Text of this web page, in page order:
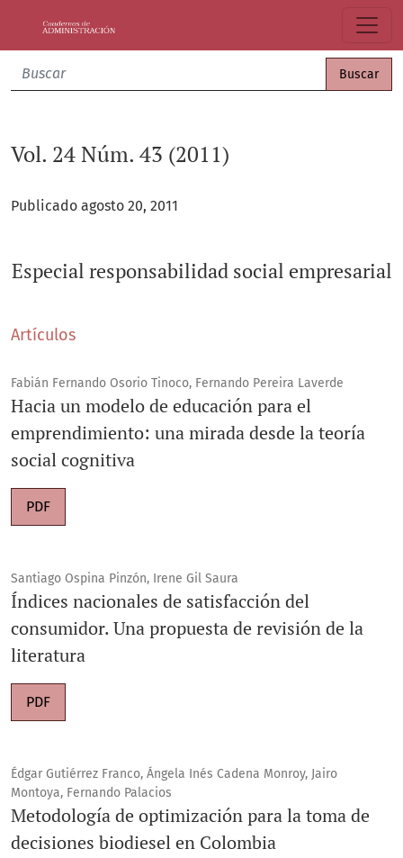
Buscar
Vol. 24 Núm. 43 (2011)
Publicado agosto 20, 2011
Especial responsabilidad social empresarial
Artículos
Fabián Fernando Osorio Tinoco, Fernando Pereira Laverde
Hacia un modelo de educación para el
emprendimiento: una mirada desde la teoría
social cognitiva
PDF
Santiago Ospina Pinzón, Irene Gil Saura
Índices nacionales de satisfacción del
consumidor. Una propuesta de revisión de la
literatura
PDF
Édgar Gutiérrez Franco, Ángela Inés Cadena Monroy, Jairo
Montoya, Fernando Palacios
Metodología de optimización para la toma de
decisiones biodiesel en Colombia